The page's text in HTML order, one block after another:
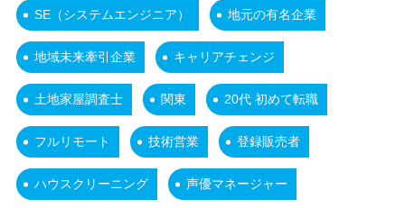
SE（システムエンジニア） 地元の有名企業
地域未来牽引企業 キャリアチェンジ
土地家屋調査士 関東 20代 初めて転職
フルリモート 技術営業 登録販売者
ハウスクリーニング 声優マネージャー